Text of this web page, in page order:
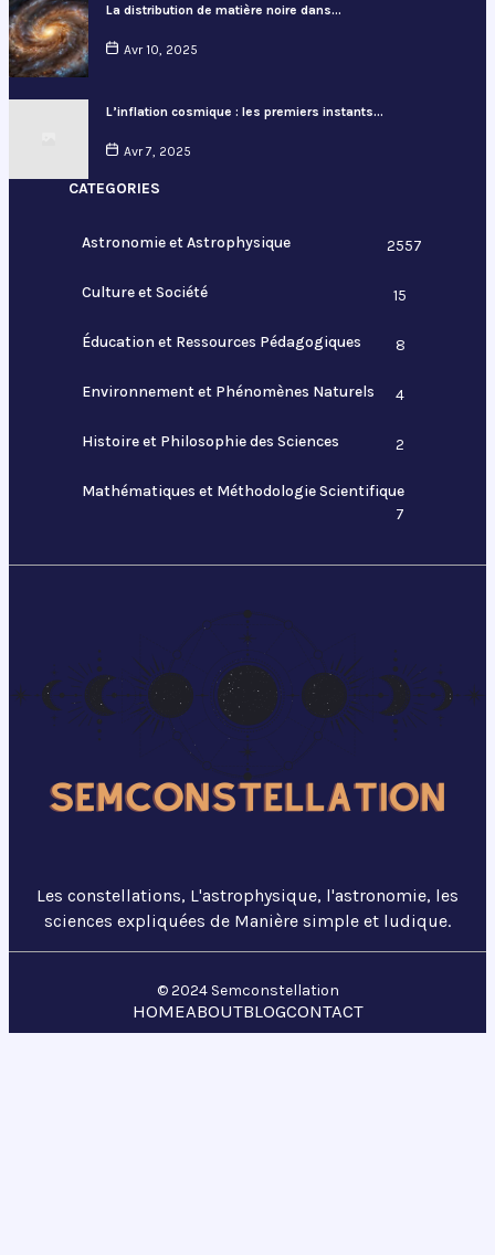
La distribution de matière noire dans…
Avr 10, 2025
L’inflation cosmique : les premiers instants…
Avr 7, 2025
CATEGORIES
Astronomie et Astrophysique 2557
Culture et Société 15
Éducation et Ressources Pédagogiques 8
Environnement et Phénomènes Naturels 4
Histoire et Philosophie des Sciences 2
Mathématiques et Méthodologie Scientifique
7
Les constellations, L'astrophysique, l'astronomie, les
sciences expliquées de Manière simple et ludique.
© 2024 Semconstellation
HOMEABOUTBLOGCONTACT